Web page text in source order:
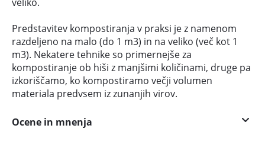
Predstavitev kompostiranja v praksi je z namenom
razdeljeno na malo (do 1 m3) in na veliko (več kot 1
m3). Nekatere tehnike so primernejše za
kompostiranje ob hiši z manjšimi količinami, druge pa
izkoriščamo, ko kompostiramo večji volumen
materiala predvsem iz zunanjih virov.
Ocene in mnenja